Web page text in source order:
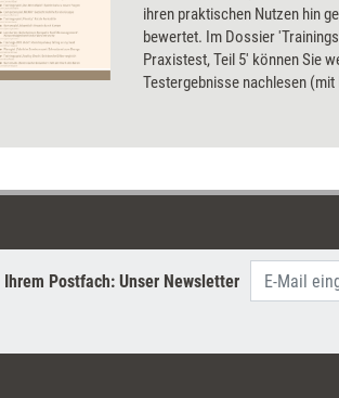
ihren praktischen Nutzen hin
bewertet. Im Dossier
Praxistest, Teil 5' können Sie
Testergebnisse nachlesen
und Kartensets, eine Trainings-
Postfach: Unser Newsletter